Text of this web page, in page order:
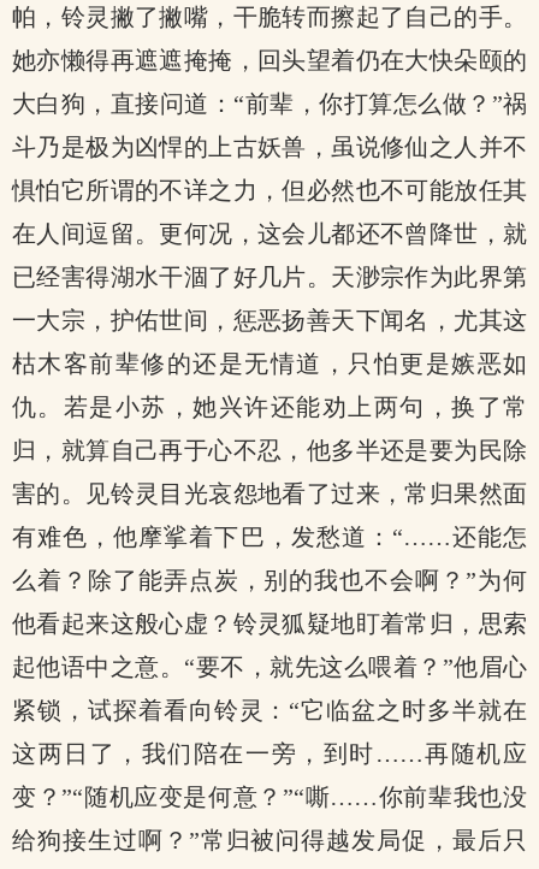
帕，铃灵撇了撇嘴，干脆转而擦起了自己的手。
她亦懒得再遮遮掩掩，回头望着仍在大快朵颐的
大白狗，直接问道：“前辈，你打算怎么做？”祸
斗乃是极为凶悍的上古妖兽，虽说修仙之人并不
惧怕它所谓的不详之力，但必然也不可能放任其
在人间逗留。更何况，这会儿都还不曾降世，就
已经害得湖水干涸了好几片。天渺宗作为此界第
一大宗，护佑世间，惩恶扬善天下闻名，尤其这
枯木客前辈修的还是无情道，只怕更是嫉恶如
仇。若是小苏，她兴许还能劝上两句，换了常
归，就算自己再于心不忍，他多半还是要为民除
害的。见铃灵目光哀怨地看了过来，常归果然面
有难色，他摩挲着下巴，发愁道：“……还能怎
么着？除了能弄点炭，别的我也不会啊？”为何
他看起来这般心虚？铃灵狐疑地盯着常归，思索
起他语中之意。“要不，就先这么喂着？”他眉心
紧锁，试探着看向铃灵：“它临盆之时多半就在
这两日了，我们陪在一旁，到时……再随机应
变？”“随机应变是何意？”“嘶……你前辈我也没
给狗接生过啊？”常归被问得越发局促，最后只